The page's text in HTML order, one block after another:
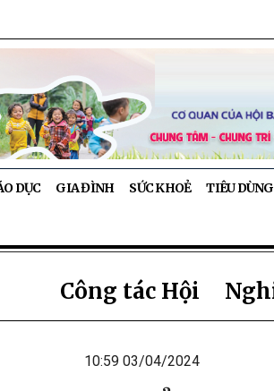
DỤC GIA ĐÌNH SỨC KHOẺ TIÊU DÙNG
Công tác Hội
10:59 03/04/2024